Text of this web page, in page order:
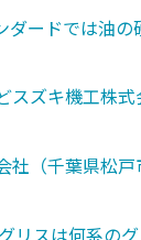
ダードでは油の
スズキ機工株
社（千葉県松
リスは何系の